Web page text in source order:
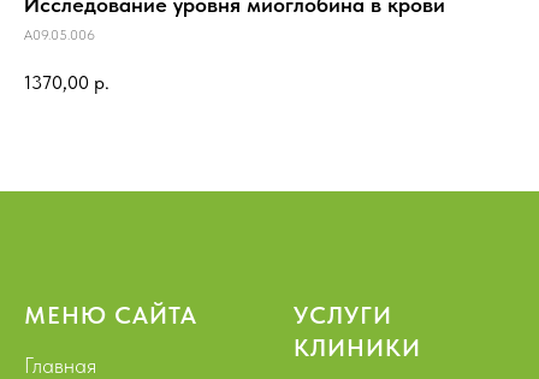
A09.05.006
1370,00 р.
МЕНЮ САЙТА
Главная
УСЛУГИ
КЛИНИКИ